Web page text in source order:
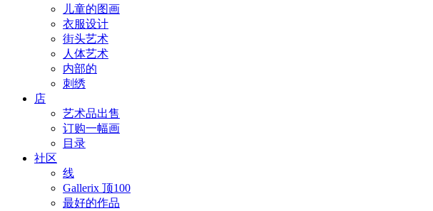
儿童的图画
衣服设计
街头艺术
人体艺术
内部的
刺绣
店
艺术品出售
订购一幅画
目录
社区
线
Gallerix 顶100
最好的作品